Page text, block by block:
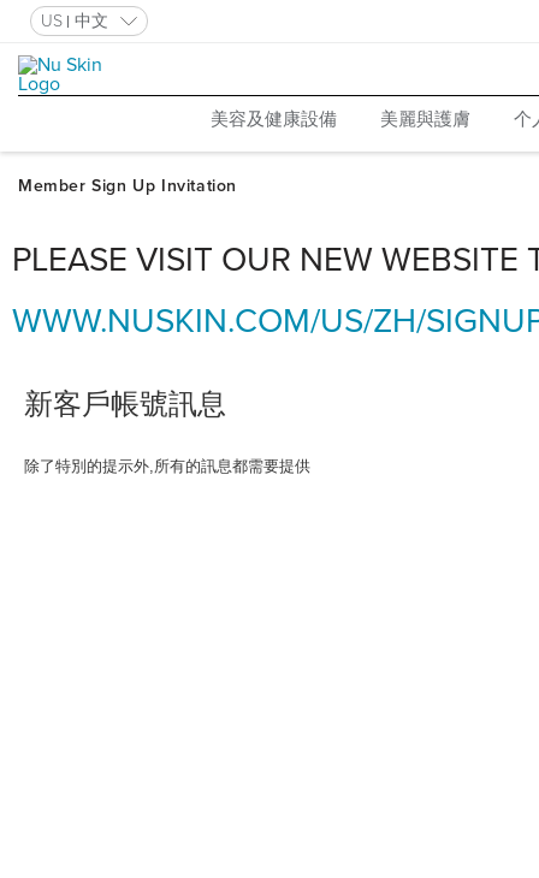
US 中文
美容及健康設備 美麗與護膚 个
PLEASE VISIT OUR NEW
WWW.NUSKIN.COM/US/ZH/